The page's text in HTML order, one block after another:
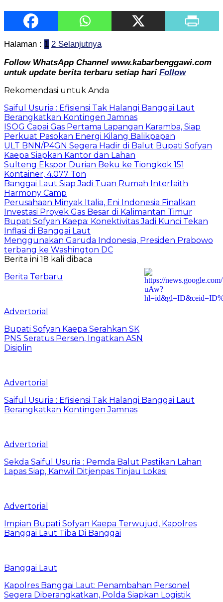
Halaman : 1 2 Selanjutnya
Follow WhatsApp Channel www.kabarbenggawi.com
untuk update berita terbaru setiap hari Follow
Rekomendasi untuk Anda
Saiful Usuria : Efisiensi Tak Halangi Banggai Laut
Berangkatkan Kontingen Jamnas
ISOG Capai Gas Pertama Lapangan Karamba, Siap
Perkuat Pasokan Energi Kilang Balikpapan
ULT BNN/P4GN Segera Hadir di Balut Bupati Sofyan
Kaepa Siapkan Kantor dan Lahan
Sulteng Ekspor Durian Beku ke Tiongkok 151
Kontainer, 4.077 Ton
Banggai Laut Siap Jadi Tuan Rumah Interfaith
Harmony Camp
Perusahaan Minyak Italia, Eni Indonesia Finalkan
Investasi Proyek Gas Besar di Kalimantan Timur
Bupati Sofyan Kaepa: Konektivitas Jadi Kunci Tekan
Inflasi di Banggai Laut
Menggunakan Garuda Indonesia, Presiden Prabowo
terbang ke Washington DC
Berita ini 18 kali dibaca
Berita Terbaru
Advertorial
Bupati Sofyan Kaepa Serahkan SK
PNS Seratus Persen, Ingatkan ASN
Disiplin
Advertorial
Saiful Usuria : Efisiensi Tak Halangi Banggai Laut
Berangkatkan Kontingen Jamnas
Advertorial
Sekda Saiful Usuria : Pemda Balut Pastikan Lahan
Lapas Siap, Kanwil Ditjenpas Tinjau Lokasi
Advertorial
Impian Bupati Sofyan Kaepa Terwujud, Kapolres
Banggai Laut Tiba Di Banggai
Banggai Laut
Kapolres Banggai Laut: Penambahan Personel
Segera Diberangkatkan, Polda Siapkan Logistik